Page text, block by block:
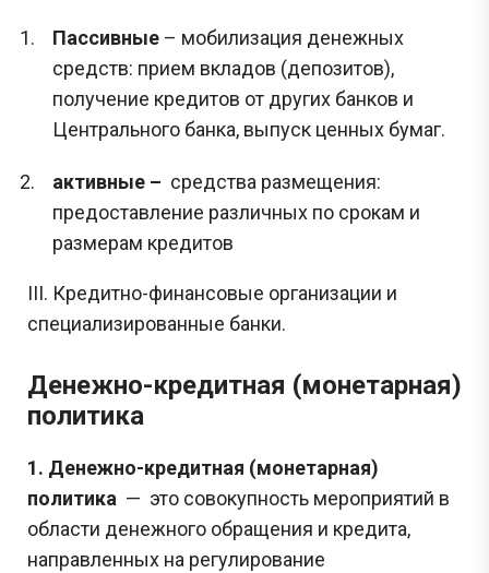
Пассивные – мобилизация денежных
средств: прием вкладов (депозитов),
получение кредитов от других банков и
Центрального банка, выпуск ценных бумаг.
активные – средства размещения:
предоставление различных по срокам и
размерам кредитов
III. Кредитно-финансовые организации и
специализированные банки.
Денежно-кредитная (монетарная)
политика
1. Денежно-кредитная (монетарная)
политика — это совокупность мероприятий в
области денежного обращения и кредита,
направленных на регулирование